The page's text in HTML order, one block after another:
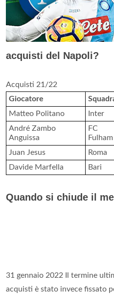
acquisti del Napoli?
Acquisti 21/22
Giocatore
Matteo Politano
Inter
André Zambo
Anguissa
FC
Fulham
Juan Jesus
Roma
Davide Marfella
Bari
Quando si chiude il
31 gennaio 2022 Il termine
acquisti è stato invece fissato